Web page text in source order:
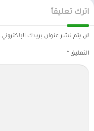
اترك تعليقاً
لن يتم نشر عنوان بريدك الإلكتروني.
التعليق *